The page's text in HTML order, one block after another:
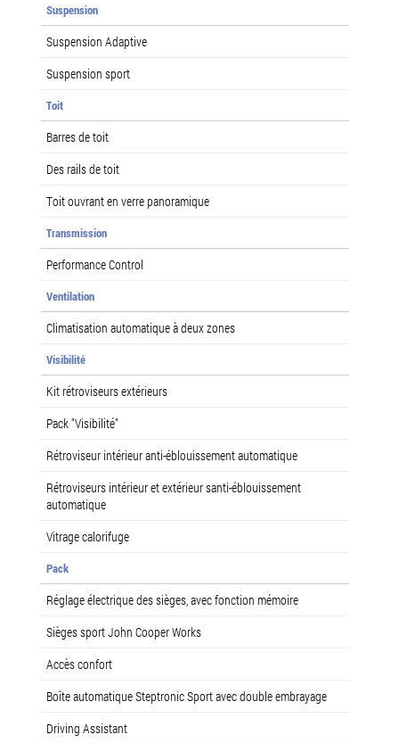
Suspension
Suspension Adaptive
Suspension sport
Toit
Barres de toit
Des rails de toit
Toit ouvrant en verre panoramique
Transmission
Performance Control
Ventilation
Climatisation automatique à deux zones
Visibilité
Kit rétroviseurs extérieurs
Pack "Visibilité"
Rétroviseur intérieur anti-éblouissement automatique
Rétroviseurs intérieur et extérieur santi-éblouissement
automatique
Vitrage calorifuge
Pack
Réglage électrique des sièges, avec fonction mémoire
Sièges sport John Cooper Works
Accès confort
Boîte automatique Steptronic Sport avec double embrayage
Driving Assistant